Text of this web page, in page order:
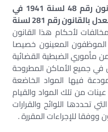
ولما كانت المادة 11 من القانون رقم 48 لسنة 1941 في
شأن قمع الغش والتدليس المعدل بالقانون رقم 281 لسنة
لأحكام هذا القانون
الموظفون المعينون خصيصا
من مأموري الضبطية القضائية
في جميع الأماكن المطروحة
فيها المواد الخاضعة
من تلك المواد والقيام
تحددها اللوائح والقرارات
ووفقا للإجراءات المقررة .